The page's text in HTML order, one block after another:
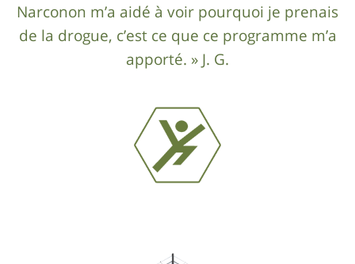
Narconon m’a aidé à voir pourquoi je prenais
de la drogue, c’est ce que ce programme m’a
apporté. » J. G.